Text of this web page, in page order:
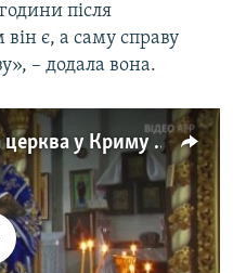
після
є, а саму справу
– додала вона.
Українська православна церквa у Криму «між двома вогнями» – відео
available